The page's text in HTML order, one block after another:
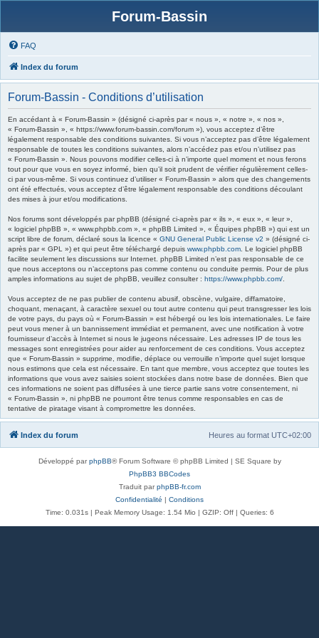
Forum-Bassin
FAQ
Index du forum
Forum-Bassin - Conditions d’utilisation
En accédant à « Forum-Bassin » (désigné ci-après par « nous », « notre », « nos »,
« Forum-Bassin », « https://www.forum-bassin.com/forum »), vous acceptez d’être
légalement responsable des conditions suivantes. Si vous n’acceptez pas d’être légalement
responsable de toutes les conditions suivantes, alors n’accédez pas et/ou n’utilisez pas
« Forum-Bassin ». Nous pouvons modifier celles-ci à n’importe quel moment et nous ferons
tout pour que vous en soyez informé, bien qu’il soit prudent de vérifier régulièrement celles-
ci par vous-même. Si vous continuez d’utiliser « Forum-Bassin » alors que des changements
ont été effectués, vous acceptez d’être légalement responsable des conditions découlant
des mises à jour et/ou modifications.
Nos forums sont développés par phpBB (désigné ci-après par « ils », « eux », « leur »,
« logiciel phpBB », « www.phpbb.com », « phpBB Limited », « Équipes phpBB ») qui est un
script libre de forum, déclaré sous la licence « GNU General Public License v2 » (désigné ci-
après par « GPL ») et qui peut être téléchargé depuis www.phpbb.com . Le logiciel phpBB
facilite seulement les discussions sur Internet. phpBB Limited n’est pas responsable de ce
que nous acceptons ou n’acceptons pas comme contenu ou conduite permis. Pour de plus
amples informations au sujet de phpBB, veuillez consulter : https://www.phpbb.com/
Vous acceptez de ne pas publier de contenu abusif, obscène, vulgaire, diffamatoire,
choquant, menaçant, à caractère sexuel ou tout autre contenu qui peut transgresser les lois
de votre pays, du pays où « Forum-Bassin » est hébergé ou les lois internationales. Le faire
peut vous mener à un bannissement immédiat et permanent, avec une notification à votre
fournisseur d’accès à Internet si nous le jugeons nécessaire. Les adresses IP de tous les
messages sont enregistrées pour aider au renforcement de ces conditions. Vous acceptez
que « Forum-Bassin » supprime, modifie, déplace ou verrouille n’importe quel sujet lorsque
nous estimons que cela est nécessaire. En tant que membre, vous acceptez que toutes les
informations que vous avez saisies soient stockées dans notre base de données. Bien que
ces informations ne soient pas diffusées à une tierce partie sans votre consentement, ni
« Forum-Bassin », ni phpBB ne pourront être tenus comme responsables en cas de
tentative de piratage visant à compromettre les données.
Index du forum Heures au format UTC+02:00
Développé parphpBB® Forum Software © phpBB Limited | SE Square by
PhpBB3 BBCodes
Traduit parphpBB-fr.com
Confidentialité | Conditions
Time: 0.031s| Peak Memory Usage: 1.54 Mio | GZIP: Off | Queries: 6